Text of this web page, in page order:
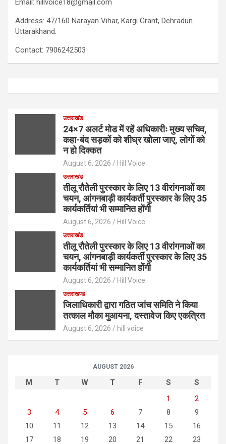
Email: hillvoice18@gmail.com
Address: 47/160 Narayan Vihar, Kargi Grant, Dehradun.
Uttarakhand.
Contact: 7906242503
उत्तराखंड
24×7 अलर्ट मोड में रहें अधिकारीः मुख्य सचिव,
कहा-बंद सड़कों को शीघ्र खोला जाए, लोगों को
न हो दिक्कत
August 6, 2026 Hill Voice
उत्तराखंड
तीलू रौतेली पुरस्कार के लिए 13 वीरांगनाओं का
चयन, आंगनबाड़ी कार्यकर्ती पुरस्कार के लिए 35
कार्यकर्तियां भी सम्मानित होंगी
August 6, 2026 Hill Voice
उत्तराखंड
तीलू रौतेली पुरस्कार के लिए 13 वीरांगनाओं का
चयन, आंगनबाड़ी कार्यकर्ती पुरस्कार के लिए 35
कार्यकर्तियां भी सम्मानित होंगी
August 6, 2026 Hill Voice
उत्तराखण्ड
जिलाधिकारी द्वारा गठित जांच समिति ने किया
तत्काल मौका मुआयना, दस्तावेज किए एकत्रित
August 6, 2026 hill voice
AUGUST 2026
M T W T F S
S
1
2
3
4 5 6 7 8
9
10
11 12 13 14 15
16
17
18 19 20 21 22
23